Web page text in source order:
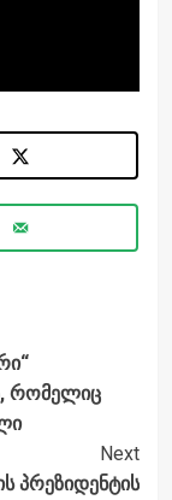
რომელიც
Next
პრეზიდენტის